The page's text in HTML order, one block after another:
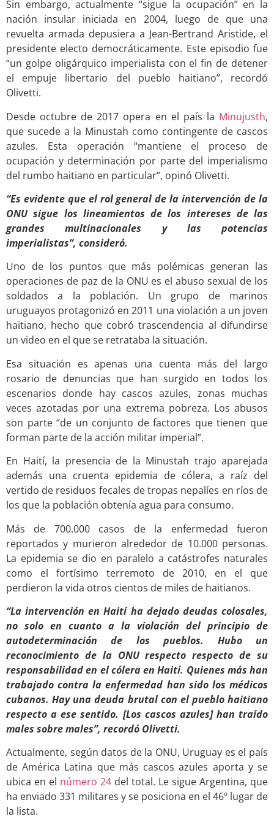
Sin embargo, actualmente “sigue la ocupación” en la
nación insular iniciada en 2004, luego de que una
revuelta armada depusiera a Jean-Bertrand Aristide, el
presidente electo democráticamente. Este episodio fue
“un golpe oligárquico imperialista con el fin de detener
el empuje libertario del pueblo haitiano”, recordó
Olivetti.
Desde octubre de 2017 opera en el país la Minujusth,
que sucede a la Minustah como contingente de cascos
azules. Esta operación “mantiene el proceso de
ocupación y determinación por parte del imperialismo
del rumbo haitiano en particular”, opinó Olivetti.
“Es evidente que el rol general de la intervención de la
ONU sigue los lineamientos de los intereses de las
grandes multinacionales y las potencias
imperialistas”, consideró.
Uno de los puntos que más polémicas generan las
operaciones de paz de la ONU es el abuso sexual de los
soldados a la población. Un grupo de marinos
uruguayos protagonizó en 2011 una violación a un joven
haitiano, hecho que cobró trascendencia al difundirse
un video en el que se retrataba la situación.
Esa situación es apenas una cuenta más del largo
rosario de denuncias que han surgido en todos los
escenarios donde hay cascos azules, zonas muchas
veces azotadas por una extrema pobreza. Los abusos
son parte “de un conjunto de factores que tienen que
forman parte de la acción militar imperial”.
En Haití, la presencia de la Minustah trajo aparejada
además una cruenta epidemia de cólera, a raíz del
vertido de residuos fecales de tropas nepalíes en ríos de
los que la población obtenía agua para consumo.
Más de 700.000 casos de la enfermedad fueron
reportados y murieron alrededor de 10.000 personas.
La epidemia se dio en paralelo a catástrofes naturales
como el fortísimo terremoto de 2010, en el que
perdieron la vida otros cientos de miles de haitianos.
“La intervención en Haití ha dejado deudas colosales,
no solo en cuanto a la violación del principio de
autodeterminación de los pueblos. Hubo un
reconocimiento de la ONU respecto respecto de su
responsabilidad en el cólera en Haití. Quienes más han
trabajado contra la enfermedad han sido los médicos
cubanos. Hay una deuda brutal con el pueblo haitiano
respecto a ese sentido. [Los cascos azules] han traído
males sobre males”, recordó Olivetti.
Actualmente, según datos de la ONU, Uruguay es el país
de América Latina que más cascos azules aporta y se
ubica en el número 24 del total. Le sigue Argentina, que
ha enviado 331 militares y se posiciona en el 46º lugar de
la lista.